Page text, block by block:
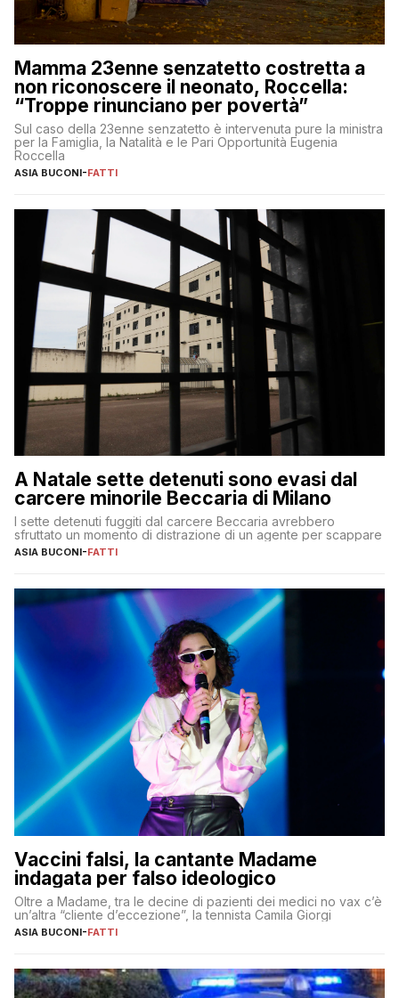
Mamma 23enne senzatetto costretta a
non riconoscere il neonato, Roccella:
“Troppe rinunciano per povertà”
Sul caso della 23enne senzatetto è intervenuta pure la ministra
per la Famiglia, la Natalità e le Pari Opportunità Eugenia
Roccella
ASIA BUCONI-FATTI
A Natale sette detenuti sono evasi dal
carcere minorile Beccaria di Milano
I sette detenuti fuggiti dal carcere Beccaria avrebbero
sfruttato un momento di distrazione di un agente per scappare
ASIA BUCONI-FATTI
Vaccini falsi, la cantante Madame
indagata per falso ideologico
Oltre a Madame, tra le decine di pazienti dei medici no vax c’è
un’altra “cliente d’eccezione”, la tennista Camila Giorgi
ASIA BUCONI-FATTI